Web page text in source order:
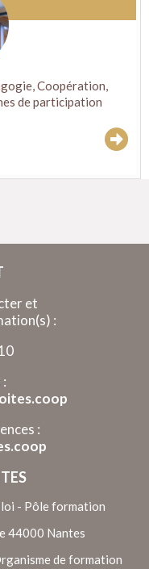
Coopération,
de participation
et
:
:
- Pôle formation
44000 Nantes
de formation